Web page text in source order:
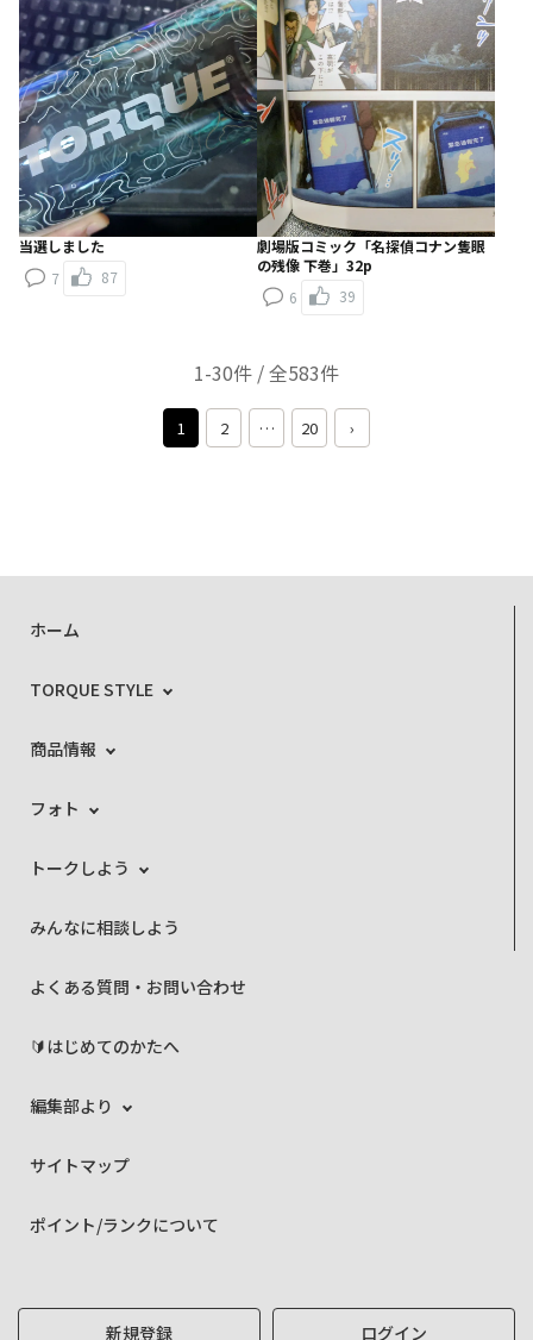
当選しました
7
87
劇場版コミック「名探偵コナン隻眼
の残像 下巻」32p
6
39
1-30件 / 全583件
1 2 … 20 ›
ホーム
TORQUE STYLE
商品情報
フォト
トークしよう
みんなに相談しよう
よくある質問・お問い合わせ
🔰はじめてのかたへ
編集部より
サイトマップ
ポイント/ランクについて
新規登録 ログイン